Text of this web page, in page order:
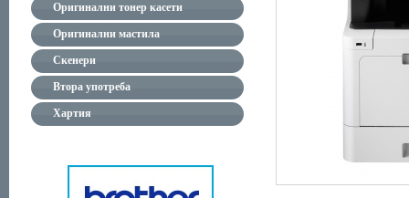
Оригинални тонер касети
Оригинални мастила
Скенери
Втора употреба
Хартия